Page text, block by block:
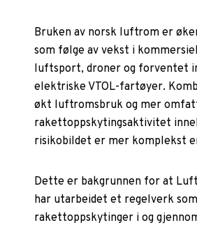
Bruken av norsk luftrom er
som følge av vekst i
luftsport, droner og forventet
elektriske VTOL-fartøyer.
økt luftromsbruk og mer
rakettoppskytingsaktivitet
risikobildet er mer komplekst
Dette er bakgrunnen for at
har utarbeidet et regelverk
rakettoppskytinger i og